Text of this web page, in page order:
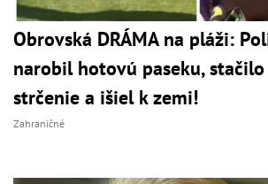
Obrovská DRÁMA na pláži:
narobil hotovú paseku,
strčenie a išiel k zemi!
Zahraničné